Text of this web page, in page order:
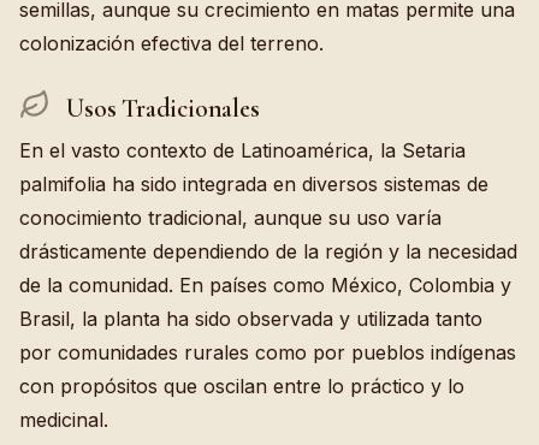
semillas, aunque su crecimiento en matas permite una
colonización efectiva del terreno.
Usos Tradicionales
En el vasto contexto de Latinoamérica, la Setaria
palmifolia ha sido integrada en diversos sistemas de
conocimiento tradicional, aunque su uso varía
drásticamente dependiendo de la región y la necesidad
de la comunidad. En países como México, Colombia y
Brasil, la planta ha sido observada y utilizada tanto
por comunidades rurales como por pueblos indígenas
con propósitos que oscilan entre lo práctico y lo
medicinal.